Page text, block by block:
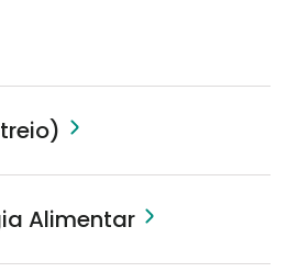
Alimentar